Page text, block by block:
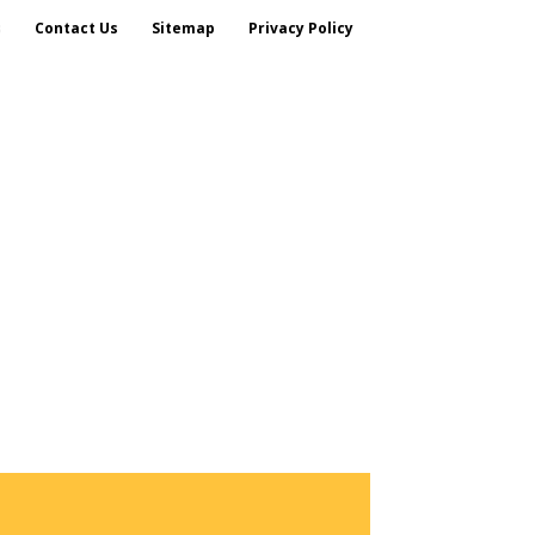
Contact Us Sitemap Privacy Policy